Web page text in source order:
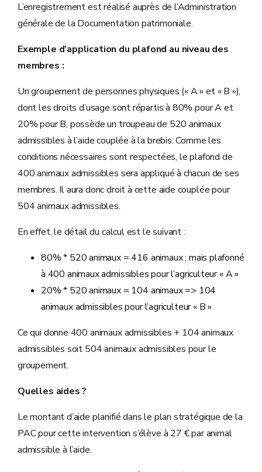
L’enregistrement est réalisé auprès de l’Administration
générale de la Documentation patrimoniale.
Exemple d’application du plafond au niveau des
membres :
Un groupement de personnes physiques (« A » et « B »),
dont les droits d’usage sont répartis à 80% pour A et
20% pour B, possède un troupeau de 520 animaux
admissibles à l’aide couplée à la brebis. Comme les
conditions nécessaires sont respectées, le plafond de
400 animaux admissibles sera appliqué à chacun de ses
membres. Il aura donc droit à cette aide couplée pour
504 animaux admissibles.
En effet, le détail du calcul est le suivant :
80% * 520 animaux = 416 animaux ; mais plafonné
à 400 animaux admissibles pour l’agriculteur « A »
20% * 520 animaux = 104 animaux => 104
animaux admissibles pour l’agriculteur « B »
Ce qui donne 400 animaux admissibles + 104 animaux
admissibles soit 504 animaux admissibles pour le
groupement.
Quelles aides ?
Le montant d’aide planifié dans le plan stratégique de la
PAC pour cette intervention s’élève à 27 € par animal
admissible à l’aide.